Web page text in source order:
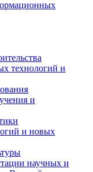
технологий и
и
и новых
научных и